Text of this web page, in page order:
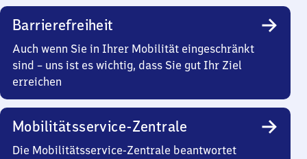
Barrierefreiheit
Auch wenn Sie in Ihrer Mobilität eingeschränkt
sind – uns ist es wichtig, dass Sie gut Ihr Ziel
erreichen
Mobilitätsservice-Zentrale
Die Mobilitätsservice-Zentrale beantwortet